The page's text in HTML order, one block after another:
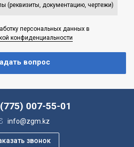
(реквизиты, документацию, чертежи)
персональных данных в
конфиденциальности
007-55-01
info@zgm.kz